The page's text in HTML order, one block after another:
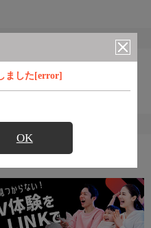
ました[error]
OK